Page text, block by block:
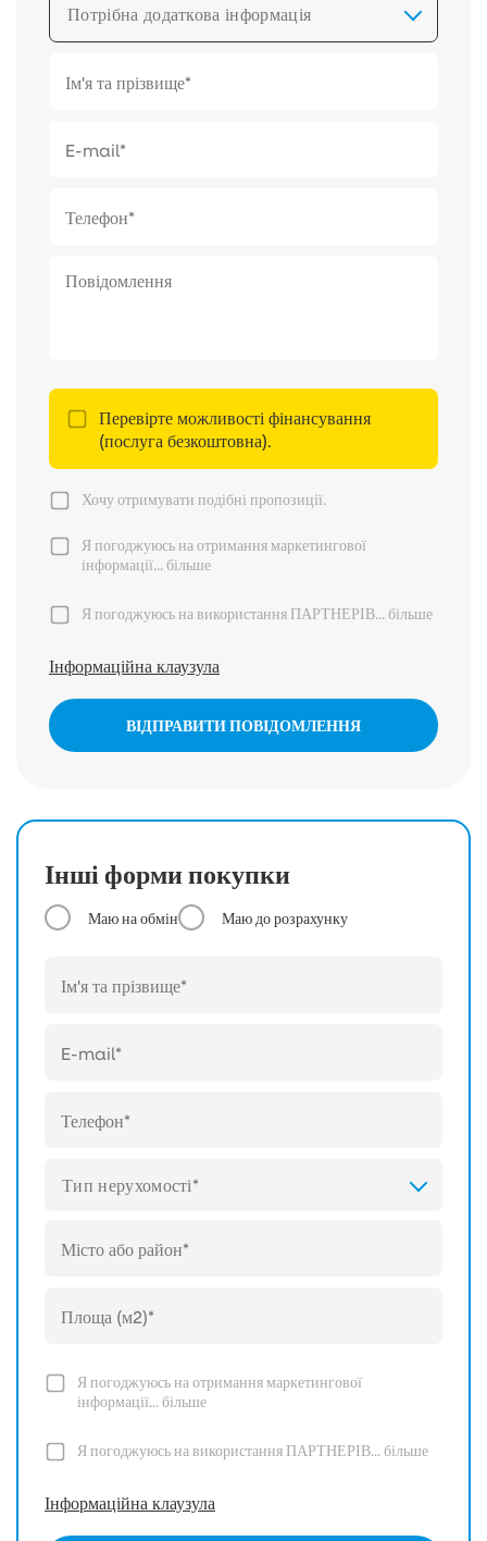
Потрібна додаткова інформація
Перевірте можливості фінансування
(послуга безкоштовна).
Хочу отримувати подібні пропозиції.
Я погоджуюсь на отримання маркетингової
інформації...більше
Я погоджуюсь на використання ПАРТНЕРІВ...більше
Інформаційна клаузула
ВІДПРАВИТИ ПОВІДОМЛЕННЯ
Інші форми покупки
Маю на обмін Маю до розрахунку
Тип нерухомості*
Я погоджуюсь на отримання маркетингової
інформації...більше
Я погоджуюсь на використання ПАРТНЕРІВ...більше
Інформаційна клаузула